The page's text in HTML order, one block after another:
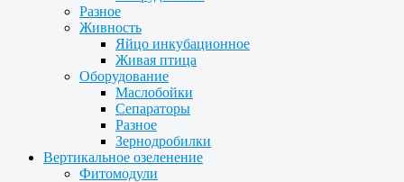
Разное
Живность
Яйцо инкубационное
Живая птица
Оборудование
Маслобойки
Сепараторы
Разное
Зернодробилки
Вертикальное озеленение
Фитомодули